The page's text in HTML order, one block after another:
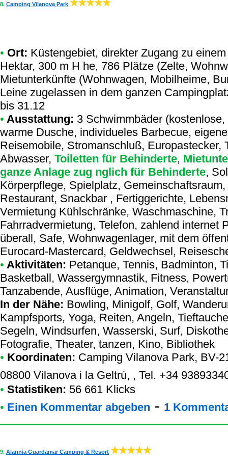
8. Camping Vilanova Park
• Ort: Küstengebiet, direkter Zugang zu
Hektar, 300 m H he, 786 Plätze (Zelte,
Mietunterkünfte (Wohnwagen, Mobilheime,
Leine zugelassen in dem ganzen
bis 31.12
• Ausstattung: 3 Schwimmbäder
warme Dusche, individueles Barbecue,
Reisemobile, Stromanschluß, Europastecker,
Abwasser, Toiletten für Behinderte,
ganze Anlage zug nglich für Behinderte,
Körperpflege, Spielplatz,
Restaurant, Snackbar , Fertiggerichte,
Vermietung Kühlschränke, Waschmaschine,
Fahrradvermietung, Telefon, zahlend internet
überall, Safe, Wohnwagenlager, mit dem
Eurocard-Mastercard, Geldwechsel,
• Aktivitäten: Petanque, Tennis, Badminton,
Basketball, Wassergymnastik, Fitness,
Tanzabende, Ausflüge, Animation,
In der Nähe: Bowling, Minigolf, Golf,
Kampfsports, Yoga, Reiten, Angeln,
Segeln, Windsurfen, Wasserski, Surf,
Fotografie, Theater, tanzen, Kino, Bibliothek
• Koordinaten: Camping Vilanova Park, BV-
08800 Vilanova i la Geltrú, , Tel. +34
• Statistiken: 56 661 Klicks
• Einen Kommentar abgeben - 1
9. Alannia Guardamar Camping & Resort